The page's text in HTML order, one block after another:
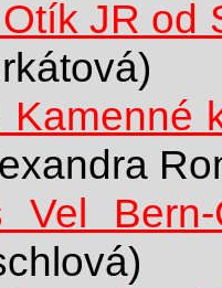
JR od
Kamenné
Vel Bern-